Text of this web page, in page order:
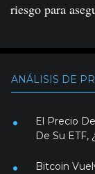
riesgo para
ANÁLISIS DE
El Precio
De Su ETF,
Bitcoin